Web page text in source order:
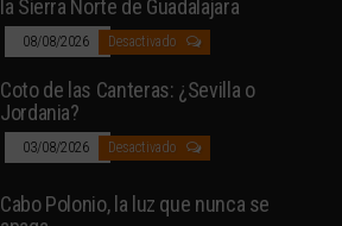
la Sierra Norte de Guadalajara
08/08/2026 Desactivado
Coto de las Canteras: ¿Sevilla o
Jordania?
03/08/2026 Desactivado
Cabo Polonio, la luz que nunca se